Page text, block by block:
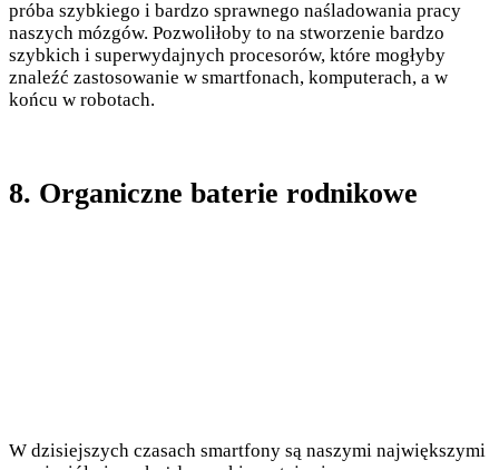
próba szybkiego i bardzo sprawnego naśladowania pracy
naszych mózgów. Pozwoliłoby to na stworzenie bardzo
szybkich i superwydajnych procesorów, które mogłyby
znaleźć zastosowanie w smartfonach, komputerach, a w
końcu w robotach.
8. Organiczne baterie rodnikowe
W dzisiejszych czasach smartfony są naszymi największymi